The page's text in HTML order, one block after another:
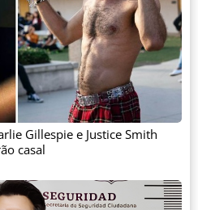
Gillespie e Justice Smith
casal